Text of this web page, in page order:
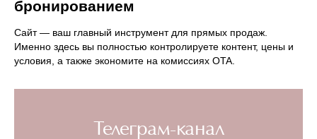
бронированием
Сайт — ваш главный инструмент для прямых продаж.
Именно здесь вы полностью контролируете контент, цены и
условия, а также экономите на комиссиях OTA.
Телеграм-канал